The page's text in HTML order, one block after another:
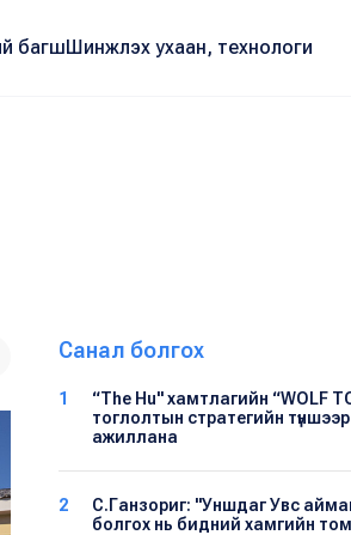
багшШинжлэх ухаан, технологи
Санал болгох
1
“The Hu" хамтлагийн “WOLF
тоглолтын стратегийн
ажиллана
2
С.Ганзориг: "Уншдаг Увс
болгох нь бидний хамгийн